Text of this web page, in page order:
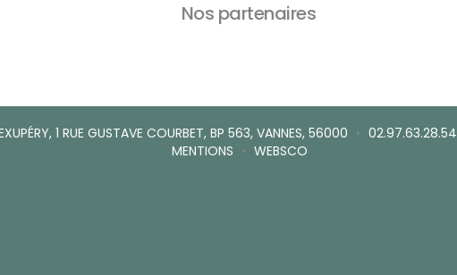
Nos partenaires
1 RUE GUSTAVE COURBET, BP 563, VANNES, 56000 • 02.97.63.28.54
MENTIONS • WEBSCO